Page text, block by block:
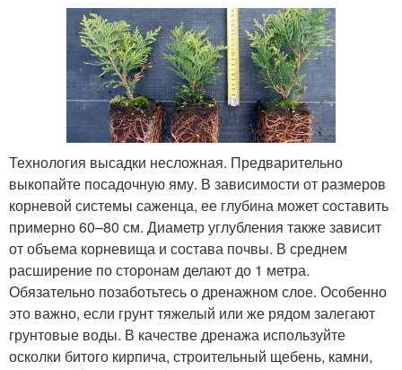
Технология высадки несложная. Предварительно
выкопайте посадочную яму. В зависимости от размеров
корневой системы саженца, ее глубина может составить
примерно 60–80 см. Диаметр углубления также зависит
от объема корневища и состава почвы. В среднем
расширение по сторонам делают до 1 метра.
Обязательно позаботьтесь о дренажном слое. Особенно
это важно, если грунт тяжелый или же рядом залегают
грунтовые воды. В качестве дренажа используйте
осколки битого кирпича, строительный щебень, камни,